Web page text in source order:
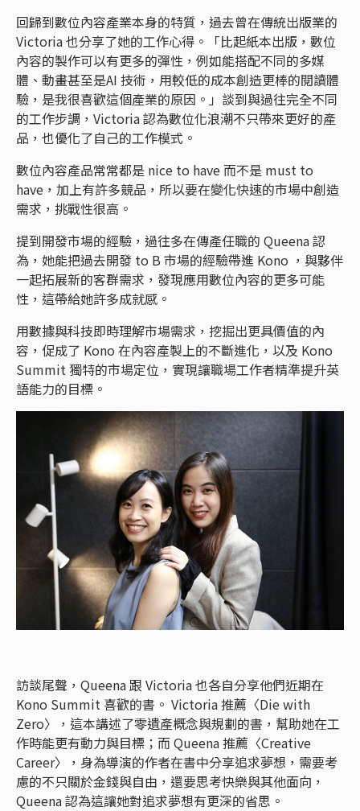
回歸到數位內容產業本身的特質，過去曾在傳統出版業的
Victoria 也分享了她的工作心得。「比起紙本出版，數位
內容的製作可以有更多的彈性，例如能搭配不同的多媒
體、動畫甚至是AI 技術，用較低的成本創造更棒的閱讀體
驗，是我很喜歡這個產業的原因。」談到與過往完全不同
的工作步調，Victoria 認為數位化浪潮不只帶來更好的產
品，也優化了自己的工作模式。
數位內容產品常常都是 nice to have 而不是 must to
have，加上有許多競品，所以要在變化快速的市場中創造
需求，挑戰性很高。
提到開發市場的經驗，過往多在傳產任職的 Queena 認
為，她能把過去開發 to B 市場的經驗帶進 Kono ，與夥伴
一起拓展新的客群需求，發現應用數位內容的更多可能
性，這帶給她許多成就感。
用數據與科技即時理解市場需求，挖掘出更具價值的內
容，促成了 Kono 在內容產製上的不斷進化，以及 Kono
Summit 獨特的市場定位，實現讓職場工作者精準提升英
語能力的目標。
訪談尾聲，Queena 跟 Victoria 也各自分享他們近期在
Kono Summit 喜歡的書。 Victoria 推薦〈Die with
Zero〉，這本講述了零遺產概念與規劃的書，幫助她在工
作時能更有動力與目標；而 Queena 推薦〈Creative
Career〉，身為導演的作者在書中分享追求夢想，需要考
慮的不只關於金錢與自由，還要思考快樂與其他面向，
Queena 認為這讓她對追求夢想有更深的省思。